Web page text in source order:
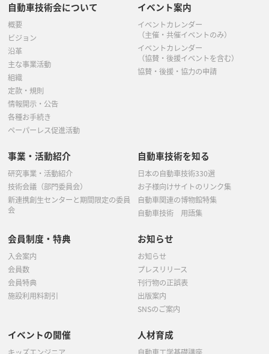
自動車技術会について
概要
ビジョン
沿革
主な事業活動
組織
定款・規則
情報開示・公告
各種お手続き
ペーパーレス促進活動
イベント案内
イベントカレンダー
（主催・共催イベントのみ）
イベントカレンダー
（協賛・後援イベントを含む）
協賛・後援・協力の申請
事業・活動紹介
研究事業・活動紹介
技術会議（部門委員会）
新連携創生センターと期間限定の委員
会
自動車技術を知る
日本の自動車技術330選
お子様向けサイトのリンク集
自動車関連の博物館特集
自動車技術 用語集
会員制度・特典
入会案内
会員数
会員特典
施設利用料割引
お知らせ
お知らせ
プレスリリース
刊行物の正誤表
出版案内
SNSのご案内
イベントの開催 人材育成